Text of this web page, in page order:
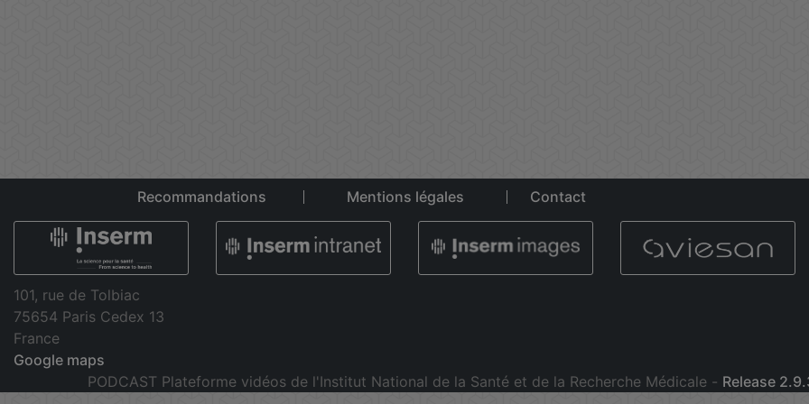
Recommandations Mentions légales Contact
101, rue de Tolbiac
75654 Paris Cedex 13
France
Google maps
PODCAST Plateforme vidéos de l'Institut National de la Santé et de la Recherche Médicale - Release